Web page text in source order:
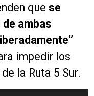
que se
ambas
impedir los
la Ruta 5 Sur.